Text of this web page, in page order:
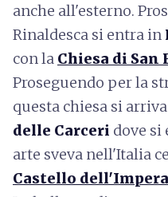
anche all'esterno.
Rinaldesca si entra in
con la Chiesa di San
Proseguendo per la
questa chiesa si
delle Carceri dove si
arte sveva nell'Italia
Castello